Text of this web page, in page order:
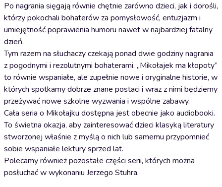
Po nagrania sięgają równie chętnie zarówno dzieci, jak i dorośli,
którzy pokochali bohaterów za pomysłowość, entuzjazm i
umiejętność poprawienia humoru nawet w najbardziej fatalny
dzień.
Tym razem na słuchaczy czekają ponad dwie godziny nagrania
z pogodnymi i rezolutnymi bohaterami. „Mikołajek ma kłopoty”
to równie wspaniałe, ale zupełnie nowe i oryginalne historie, w
których spotkamy dobrze znane postaci i wraz z nimi będziemy
przeżywać nowe szkolne wyzwania i wspólne zabawy.
Cała seria o Mikołajku dostępna jest obecnie jako audiobooki.
To świetna okazja, aby zainteresować dzieci klasyką literatury
stworzonej właśnie z myślą o nich lub samemu przypomnieć
sobie wspaniałe lektury sprzed lat.
Polecamy również pozostałe części serii, których można
posłuchać w wykonaniu Jerzego Stuhra.